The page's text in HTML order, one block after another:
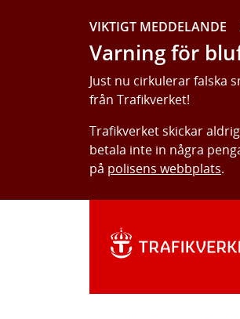
VIKTIGT MEDDELANDE
Varning för
Just nu cirkulerar falska
från Trafikverket!
Trafikverket skickar
betala inte in några
på polisens webbplats.